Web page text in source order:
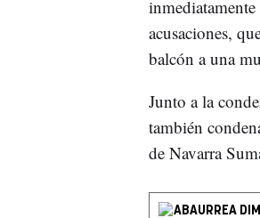
acusaciones,
balcón a una
Junto a la
también
de Navarra